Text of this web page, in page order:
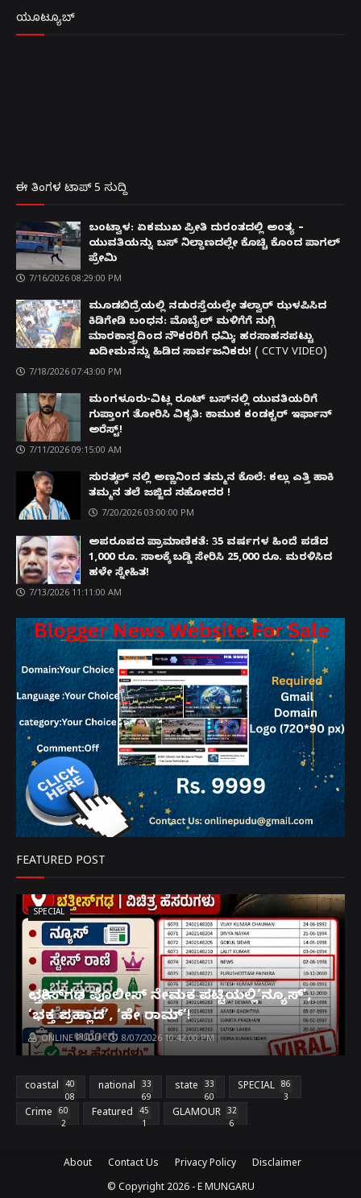
ಯೂಟ್ಯೂಬ್
ಈ ತಿಂಗಳ ಟಾಪ್ 5 ಸುದ್ದಿ
ಬಂಟ್ವಾಳ: ಏಕಮುಖ ಪ್ರೀತಿ ದುರಂತದಲ್ಲಿ ಅಂತ್ಯ –
ಯುವತಿಯನ್ನು ಬಸ್ ನಿಲ್ದಾಣದಲ್ಲೇ ಕೊಚ್ಚಿ ಕೊಂದ ಪಾಗಲ್
ಪ್ರೇಮಿ
7/16/2026 08:29:00 PM
ಮೂಡಬಿದ್ರೆಯಲ್ಲಿ ನಡುರಸ್ತೆಯಲ್ಲೇ ತಲ್ವಾರ್ ಝಳಪಿಸಿದ
ಕಿಡಿಗೇಡಿ ಬಂಧನ: ಮೊಬೈಲ್ ಮಳಿಗೆಗೆ ನುಗ್ಗಿ
ಮಾರಕಾಸ್ತ್ರದಿಂದ ನೌಕರರಿಗೆ ಧಮ್ಕಿ; ಹರಸಾಹಸಪಟ್ಟು
ಖದೀಮನನ್ನು ಹಿಡಿದ ಸಾರ್ವಜನಿಕರು! ( CCTV VIDEO)
7/18/2026 07:43:00 PM
ಮಂಗಳೂರು-ವಿಟ್ಲ ರೂಟ್ ಬಸ್‌ನಲ್ಲಿ ಯುವತಿಯರಿಗೆ
ಗುಪ್ತಾಂಗ ತೋರಿಸಿ ವಿಕೃತಿ: ಕಾಮುಕ ಕಂಡಕ್ಟರ್ ಇರ್ಫಾನ್
ಅರೆಸ್ಟ್!
7/11/2026 09:15:00 AM
ಸುರತ್ಕಲ್ ನಲ್ಲಿ ಅಣ್ಣನಿಂದ ತಮ್ಮನ ಕೊಲೆ: ಕಲ್ಲು ಎತ್ತಿ ಹಾಕಿ
ತಮ್ಮನ ತಲೆ ಜಜ್ಜಿದ ಸಹೋದರ !
7/20/2026 03:00:00 PM
ಅಪರೂಪದ ಪ್ರಾಮಾಣಿಕತೆ: 35 ವರ್ಷಗಳ ಹಿಂದೆ ಪಡೆದ
1,000 ರೂ. ಸಾಲಕ್ಕೆ ಬಡ್ಡಿ ಸೇರಿಸಿ 25,000 ರೂ. ಮರಳಿಸಿದ
ಹಳೇ ಸ್ನೇಹಿತ!
7/13/2026 11:11:00 AM
FEATURED POST
SPECIAL
ಛತ್ತೀಸ್‌ಗಢ ಪೊಲೀಸ್ ನೇಮಕ ಪಟ್ಟಿಯಲ್ಲಿ‘ನ್ಯೂಸ್’,
‘ಭಕ್ತ ಪ್ರಹ್ಲಾದ’, ‘ಹೇ ರಾಮ್’!
ONLINE PUDU 8/07/2026 10:42:00 PM
coastal
40
08
national
33
69
state
33
60
SPECIAL
86
3
Crime
60
2
Featured
45
1
GLAMOUR
32
6
About Contact Us Privacy Policy
Disclaimer
© Copyright 2026 -E MUNGARU